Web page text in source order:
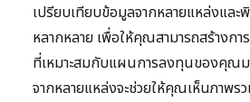
เปรียบเทียบข้อมูลจากหลายแหล่งแล
หลากหลาย เพื่อให้คุณสามารถสร้างก
ที่เหมาะสมกับแผนการลงทุนของคุณ
จากหลายแหล่งจะช่วยให้คุณเห็นภาพร